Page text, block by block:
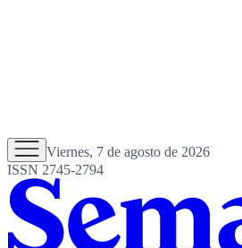
Viernes, 7 de agosto de 2026
ISSN 2745-2794